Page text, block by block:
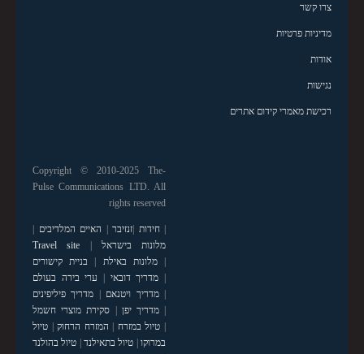
צרו קשר
מדיניות פרטיות
אודות
נגישות
רכישת מאמרי קידום אתרים
Copyright © 2010-2025 The-
Pulse Communications LTD. All
rights reserved
|חידות |זנזיבר | האיים המלדיבים |
מלונות בישראל |
Travel site
|מלונות באילת | בניית קישורים
| מדריך דובאי | ערי בירה בעולם
|מדריך ויטנאם | מדריך פיליפינים
|מדריך יפן | סקירת מוצרי חשמל
| טיול במזרח | המזרח הרחוק| טיול
במרוקו| טיול בתאילנד| טיול בהולנד